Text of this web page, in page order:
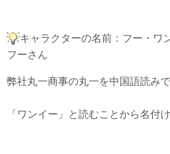
キャラクターの名前：フー・
フーさん
弊社丸一商事の丸一を中国語読みで
「ワンイー」と読むことから名付け